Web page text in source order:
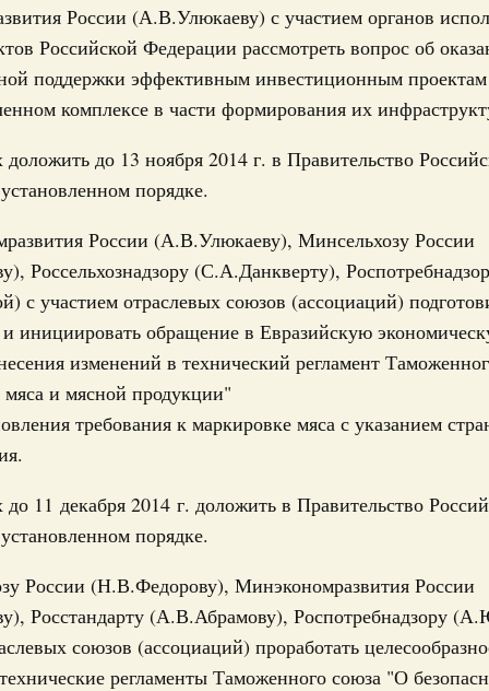
России (А.В.Улюкаеву) с участием органов
Российской Федерации рассмотреть вопрос об
поддержки эффективным инвестиционным
комплексе в части формирования их
доложить до 13 ноября 2014 г. в Правительство
порядке.
России (А.В.Улюкаеву), Минсельхозу России
Россельхознадзору (С.А.Данкверту),
участием отраслевых союзов (ассоциаций)
инициировать обращение в Евразийскую
изменений в технический регламент
мяса и мясной продукции"
требования к маркировке мяса с указанием
до 11 декабря 2014 г. доложить в Правительство
порядке.
России (Н.В.Федорову), Минэкономразвития России
Росстандарту (А.В.Абрамову), Роспотребнадзору
союзов (ассоциаций) проработать
регламенты Таможенного союза "О
итогам стратегической сессии,
2025, среда
вопросам реализации технологической
итогам форума «Цифровые решения»
2025, суббота
стратегической сессии о развитии
2025, понедельник
итогам встречи с победителями и
профессионального мастерства
2025, четверг
итогам стратегической сессии,
жилья для граждан